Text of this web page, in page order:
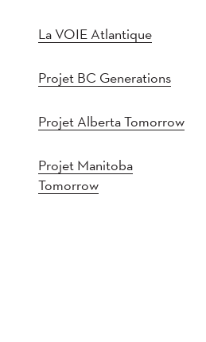
La VOIE Atlantique
Projet BC Generations
Projet Alberta Tomorrow
Projet Manitoba
Tomorrow